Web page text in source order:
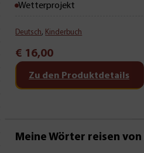
Wetterprojekt
Deutsch, Kinderbuch
€ 16,00
Zu den Produktdetails
Meine Wörter reisen